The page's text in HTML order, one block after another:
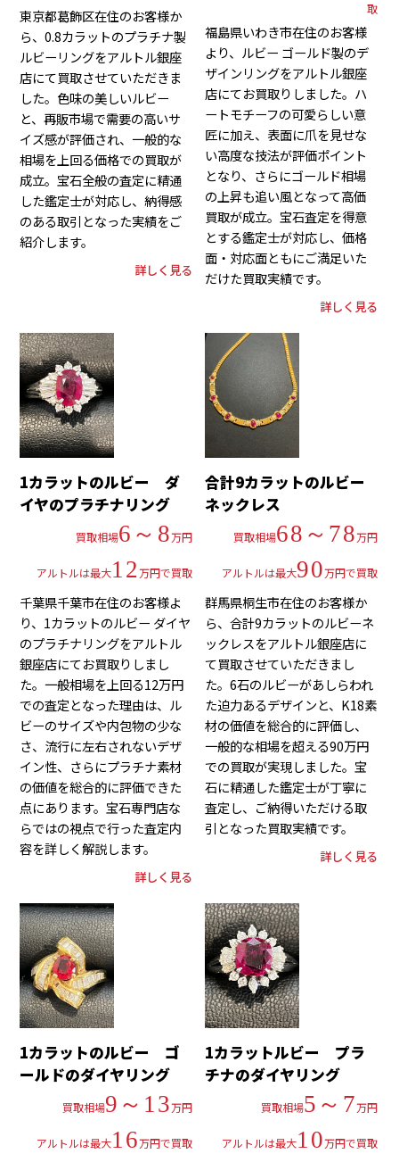
東京都葛飾区在住のお客様か
ら、0.8カラットのプラチナ製
ルビーリングをアルトル銀座
店にて買取させていただきま
した。色味の美しいルビー
と、再販市場で需要の高いサ
イズ感が評価され、一般的な
相場を上回る価格での買取が
成立。宝石全般の査定に精通
した鑑定士が対応し、納得感
のある取引となった実績をご
紹介します。
詳しく見る
取
福島県いわき市在住のお客様
より、ルビー ゴールド製のデ
ザインリングをアルトル銀座
店にてお買取りしました。ハ
ートモチーフの可愛らしい意
匠に加え、表面に爪を見せな
い高度な技法が評価ポイント
となり、さらにゴールド相場
の上昇も追い風となって高価
買取が成立。宝石査定を得意
とする鑑定士が対応し、価格
面・対応面ともにご満足いた
だけた買取実績です。
詳しく見る
1カラットのルビー ダ
イヤのプラチナリング
買取相場6～8万円
アルトルは最大12万円で買取
千葉県千葉市在住のお客様よ
り、1カラットのルビー ダイヤ
のプラチナリングをアルトル
銀座店にてお買取りしまし
た。一般相場を上回る12万円
での査定となった理由は、ル
ビーのサイズや内包物の少な
さ、流行に左右されないデザ
イン性、さらにプラチナ素材
の価値を総合的に評価できた
点にあります。宝石専門店な
らではの視点で行った査定内
容を詳しく解説します。
詳しく見る
合計9カラットのルビー
ネックレス
買取相場68～78万円
アルトルは最大90万円で買取
群馬県桐生市在住のお客様か
ら、合計9カラットのルビーネ
ックレスをアルトル銀座店に
て買取させていただきまし
た。6石のルビーがあしらわれ
た迫力あるデザインと、K18素
材の価値を総合的に評価し、
一般的な相場を超える90万円
での買取が実現しました。宝
石に精通した鑑定士が丁寧に
査定し、ご納得いただける取
引となった買取実績です。
詳しく見る
1カラットのルビー ゴ
ールドのダイヤリング
買取相場9～13万円
アルトルは最大16万円で買取
1カラットルビー プラ
チナのダイヤリング
買取相場5～7万円
アルトルは最大10万円で買取